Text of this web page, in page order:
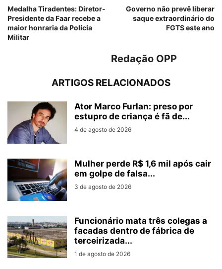
Medalha Tiradentes: Diretor-
Presidente da Faar recebe a
maior honraria da Polícia
Militar
Governo não prevê liberar
saque extraordinário do
FGTS este ano
Redação OPP
ARTIGOS RELACIONADOS
Ator Marco Furlan: preso por
estupro de criança é fã de...
4 de agosto de 2026
Mulher perde R$ 1,6 mil após cair
em golpe de falsa...
3 de agosto de 2026
Funcionário mata três colegas a
facadas dentro de fábrica de
terceirizada...
1 de agosto de 2026